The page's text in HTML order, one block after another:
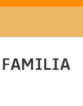
FAMILIA